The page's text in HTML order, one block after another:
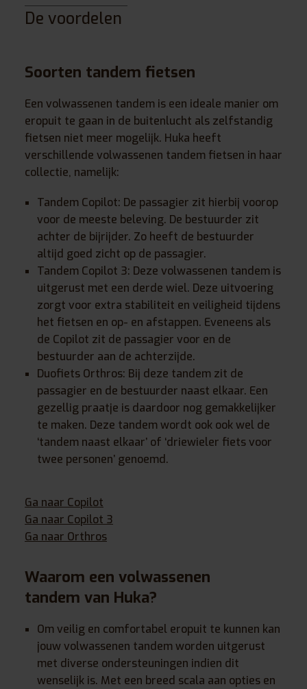
De voordelen
Soorten tandem fietsen
Een volwassenen tandem is een ideale manier om
eropuit te gaan in de buitenlucht als zelfstandig
fietsen niet meer mogelijk. Huka heeft
verschillende volwassenen tandem fietsen in haar
collectie, namelijk:
Tandem Copilot: De passagier zit hierbij voorop
voor de meeste beleving. De bestuurder zit
achter de bijrijder. Zo heeft de bestuurder
altijd goed zicht op de passagier.
Tandem Copilot 3: Deze volwassenen tandem is
uitgerust met een derde wiel. Deze uitvoering
zorgt voor extra stabiliteit en veiligheid tijdens
het fietsen en op- en afstappen. Eveneens als
de Copilot zit de passagier voor en de
bestuurder aan de achterzijde.
Duofiets Orthros: Bij deze tandem zit de
passagier en de bestuurder naast elkaar. Een
gezellig praatje is daardoor nog gemakkelijker
te maken. Deze tandem wordt ook ook wel de
‘tandem naast elkaar’ of ‘driewieler fiets voor
twee personen’ genoemd.
Ga naar Copilot
Ga naar Copilot 3
Ga naar Orthros
Waarom een volwassenen
tandem van Huka?
Om veilig en comfortabel eropuit te kunnen kan
jouw volwassenen tandem worden uitgerust
met diverse ondersteuningen indien dit
wenselijk is. Met een breed scala aan opties en